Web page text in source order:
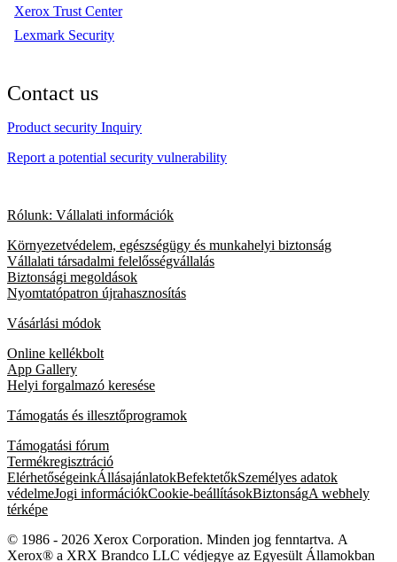
Xerox Trust Center
Lexmark Security
Contact us
Product security Inquiry
Report a potential security vulnerability
Rólunk: Vállalati információk
Környezetvédelem, egészségügy és munkahelyi biztonság
Vállalati társadalmi felelősségvállalás
Biztonsági megoldások
Nyomtatópatron újrahasznosítás
Vásárlási módok
Online kellékbolt
App Gallery
Helyi forgalmazó keresése
Támogatás és illesztőprogramok
Támogatási fórum
Termékregisztráció
ElérhetőségeinkÁllásajánlatokBefektetőkSzemélyes adatok
védelmeJogi információkCookie-beállításokBiztonságA webhely
térképe
© 1986 - 2026 Xerox Corporation. Minden jog fenntartva. A
Xerox® a XRX Brandco LLC védjegye az Egyesült Államokban